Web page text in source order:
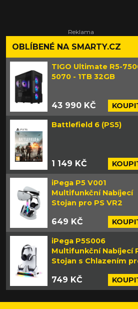
OBLÍBENÉ NA SMARTY.CZ
TIGO Ultimate R5-
5070 - 1TB 32GB
43 990 KČ
Battlefield 6 (PS5)
1 149 KČ
iPega P5 V001
Multifunkční Nabíjecí
Stojan pro PS VR2
649 KČ
iPega P5S006
Multifunkční Nabíjecí
Stojan s Chlazením
749 KČ